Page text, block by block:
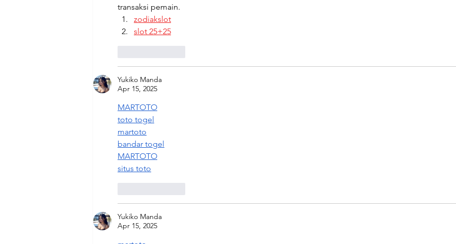
transaksi pemain.
zodiakslot
slot 25+25
Yukiko Manda
Apr 15, 2025
MARTOTO
toto togel
martoto
bandar togel
MARTOTO
situs toto
Yukiko Manda
Apr 15, 2025